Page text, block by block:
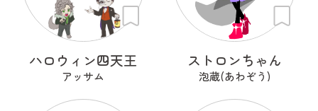
ハロウィン四天王
アッサム
ストロンちゃん
泡蔵(あわぞう)